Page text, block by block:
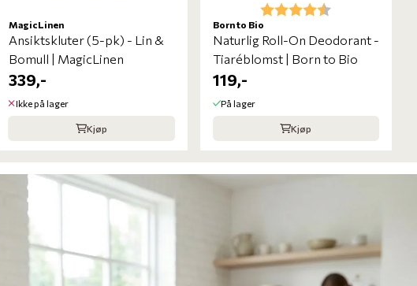
MagicLinen
Ansiktskluter (5-pk) - Lin &
Bomull | MagicLinen
339,-
Ikke på lager
Kjøp
Karakter:
Born to Bio
Naturlig Roll-On Deodorant -
Tiaréblomst | Born to Bio
119,-
På lager
Kjøp